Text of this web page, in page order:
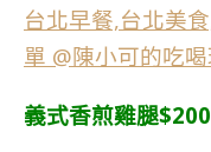
義式香煎雞腿$200